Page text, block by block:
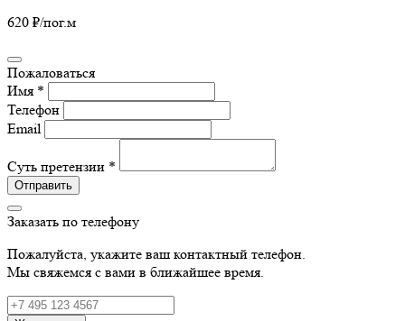
620 ₽/пог.м
Пожаловаться
Имя *
Телефон
Email
Суть претензии *
Отправить
Заказать по телефону
Пожалуйста, укажите ваш контактный телефон.
Мы свяжемся с вами в ближайшее время.